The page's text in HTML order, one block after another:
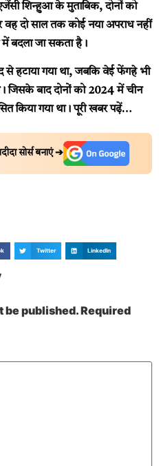
शिन्हुआ के मुताबिक, दोनों को
दो साल तक कोई नया अपराध नहीं
बदला जा सकता है।
हटाया गया था, जबकि वेई फेंगहे भी
जिसके बाद दोनों को 2024 में चीन
किया गया था।पूरी खबर पढ़ें…
सोर्स बनाएं ➔
Twitter LinkedIn
be published.Required